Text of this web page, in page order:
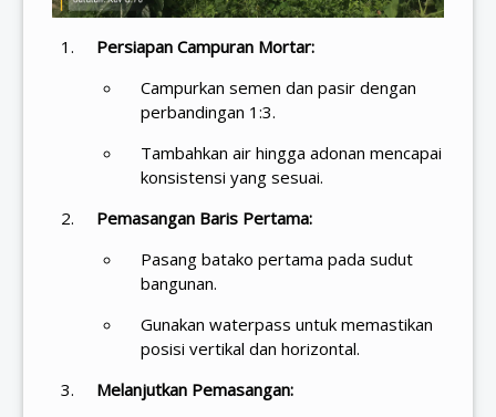
Persiapan Campuran Mortar:
Campurkan semen dan pasir dengan
perbandingan 1:3.
Tambahkan air hingga adonan mencapai
konsistensi yang sesuai.
Pemasangan Baris Pertama:
Pasang batako pertama pada sudut
bangunan.
Gunakan waterpass untuk memastikan
posisi vertikal dan horizontal.
Melanjutkan Pemasangan: